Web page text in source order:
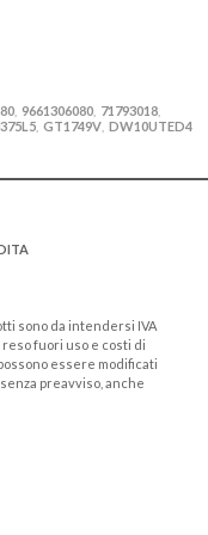
9661306080 71793018
GT1749V DW10UTED4
sono da intendersi IVA
fuori uso e costi di
essere modificati
preavviso, anche